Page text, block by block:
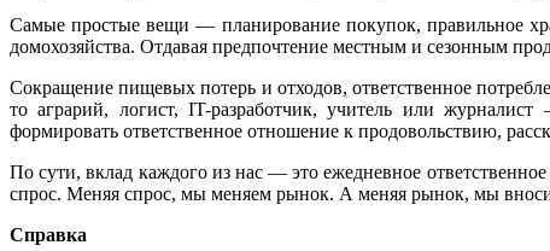
Самые простые вещи — планирование покупок, правильное
домохозяйства. Отдавая предпочтение местным и сезонным
Сокращение пищевых потерь и отходов, ответственное
то аграрий, логист, IT-разработчик, учитель или
формировать ответственное отношение к продовольствию,
По сути, вклад каждого из нас — это ежедневное
спрос. Меняя спрос, мы меняем рынок. А меняя рынок, мы
Справка